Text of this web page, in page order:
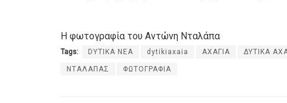
Η φωτογραφία του Αντώνη Νταλάπα
Tags: DYTIKA NEA dytikiaxaia ΑΧΑΓΙΑ ΔΥΤΙΚΑ
ΝΤΑΛΑΠΑΣ ΦΩΤΟΓΡΑΦΙΑ